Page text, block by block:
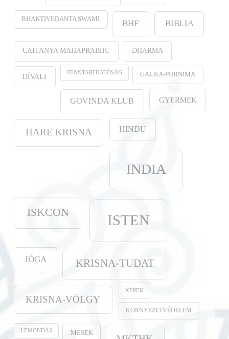
BHAKTIVEDANTA SWAMI BHF BIBLIA
CAITANYA MAHAPRABHU DHARMA
DÍVALI FENNTARTHATÓSÁG GAURA-PURṆIMĀ
GOVINDA KLUB GYERMEK
HARE KRISNA HINDU
INDIA
ISKCON ISTEN
JÓGA KRISNA-TUDAT
KRISNA-VÖLGY
KÉPEK
KÖRNYEZETVÉDELEM
LEMONDÁS MESÉK